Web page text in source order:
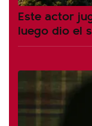
Este actor
luego dio el